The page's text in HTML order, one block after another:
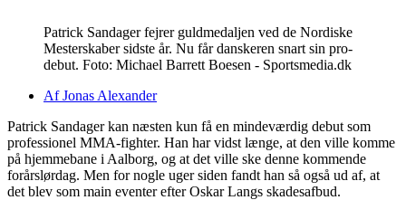
Patrick Sandager fejrer guldmedaljen ved de Nordiske
Mesterskaber sidste år. Nu får danskeren snart sin pro-
debut. Foto: Michael Barrett Boesen - Sportsmedia.dk
AfJonas Alexander
Patrick Sandager kan næsten kun få en mindeværdig debut som
professionel MMA-fighter. Han har vidst længe, at den ville komme
på hjemmebane i Aalborg, og at det ville ske denne kommende
forårslørdag. Men for nogle uger siden fandt han så også ud af, at
det blev som main eventer efter Oskar Langs skadesafbud.